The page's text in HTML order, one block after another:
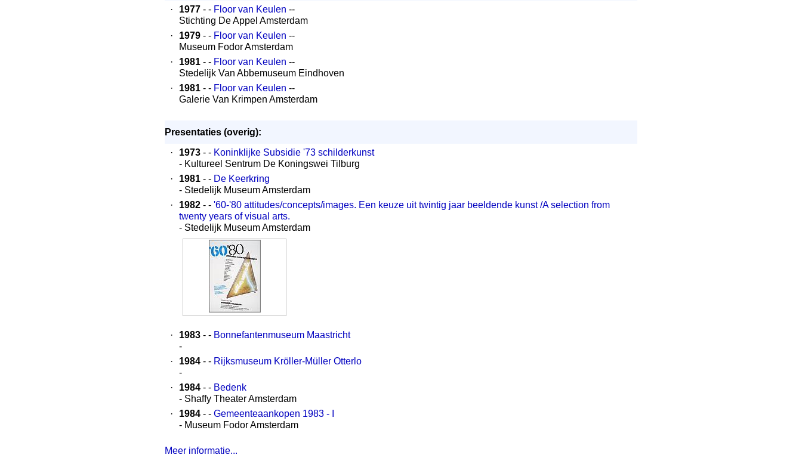
·
1977 - - Floor van Keulen --
Stichting De Appel Amsterdam
·
1979 - - Floor van Keulen --
Museum Fodor Amsterdam
·
1981 - - Floor van Keulen --
Stedelijk Van Abbemuseum Eindhoven
·
1981 - - Floor van Keulen --
Galerie Van Krimpen Amsterdam
Presentaties (overig):
·
1973 - - Koninklijke Subsidie '73 schilderkunst
- Kultureel Sentrum De Koningswei Tilburg
·
1981 - - De Keerkring
- Stedelijk Museum Amsterdam
·
1982 - - '60-'80 attitudes/concepts/images. Een keuze uit twintig jaar beeldende kunst /A selection from
twenty years of visual arts.
- Stedelijk Museum Amsterdam
· 1983 - - Bonnefantenmuseum Maastricht
-
·
1984 - - Rijksmuseum Kröller-Müller Otterlo
-
·
1984 - - Bedenk
- Shaffy Theater Amsterdam
·
1984 - - Gemeenteaankopen 1983 - I
- Museum Fodor Amsterdam
Meer informatie...